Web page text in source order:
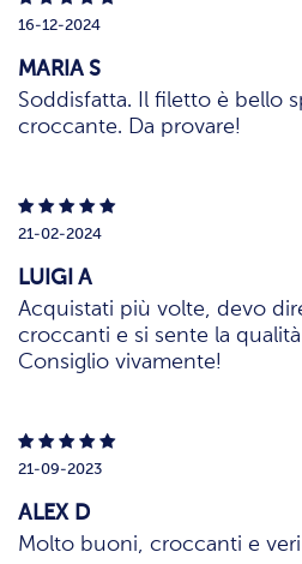
16-12-2024
MARIA S
Soddisfatta. Il filetto è bello
croccante. Da provare!
21-02-2024
LUIGI A
Acquistati più volte, devo
croccanti e si sente la
Consiglio vivamente!
21-09-2023
ALEX D
Molto buoni, croccanti e